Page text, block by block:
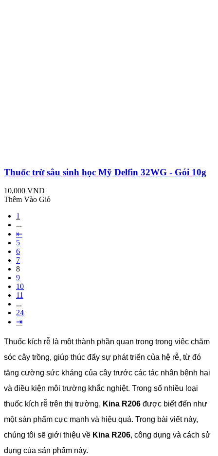
Thuốc trừ sâu sinh học Mỹ Delfin 32WG - Gói 10g
10,000 VND
Thêm Vào Giỏ
1
...
⇤
5
6
7
8
9
10
11
...
24
⇥
Thuốc kích rễ là một thành phần quan trọng trong việc chăm
sóc cây trồng, giúp thúc đẩy sự phát triển của hệ rễ, từ đó
tăng cường sức kháng của cây trước các tác nhân bệnh hại
và điều kiện môi trường khắc nghiệt. Trong số nhiều loại
thuốc kích rễ trên thị trường, Kina R206 được biết đến như
một sản phẩm cực mạnh và hiệu quả. Trong bài viết này,
chúng tôi sẽ giới thiệu về Kina R206, công dụng và cách sử
dụng của sản phẩm này.